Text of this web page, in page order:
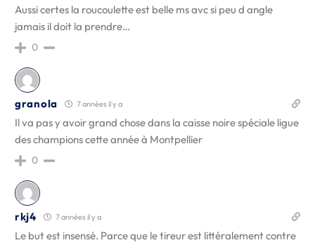
Aussi certes la roucoulette est belle ms avc si peu d angle
jamais il doit la prendre…
0
granola 7 années il y a
Il va pas y avoir grand chose dans la caisse noire spéciale ligue
des champions cette année à Montpellier
0
rkj4 7 années il y a
Le but est insensé. Parce que le tireur est littéralement contre